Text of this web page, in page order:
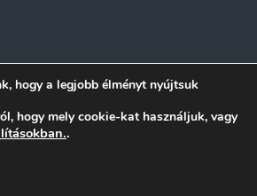
hogy a legjobb élményt nyújtsuk
hogy mely cookie-kat használjuk, vagy
.